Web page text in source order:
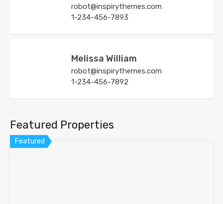
robot@inspirythemes.com
1-234-456-7893
Melissa William
robot@inspirythemes.com
1-234-456-7892
Featured Properties
Featured